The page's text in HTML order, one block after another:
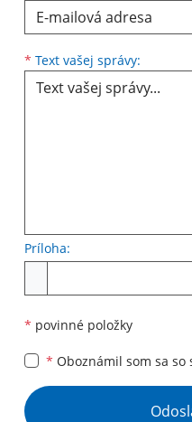
* Text vašej správy:
Príloha:
* povinné položky
* Oboznámil som sa so
Google reCaptcha